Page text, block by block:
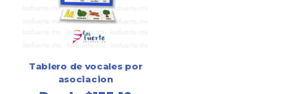
Tablero de vocales por
asociacion